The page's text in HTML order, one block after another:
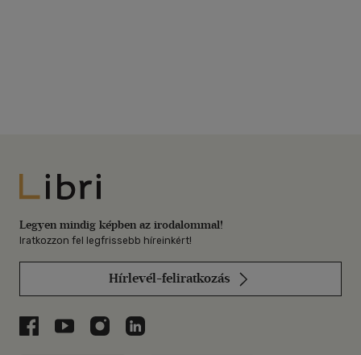
Libri
Legyen mindig képben az irodalommal!
Iratkozzon fel legfrissebb híreinkért!
Hírlevél-feliratkozás
Libri a Facebookon
Libri a Youtube-on
Libri az Instagramon
Libri a LinkedInen